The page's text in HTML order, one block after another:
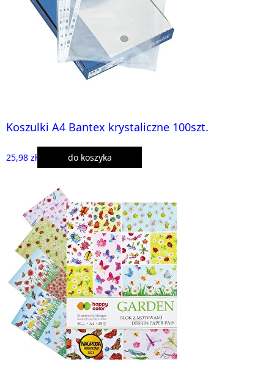
Koszulki A4 Bantex krystaliczne 100szt.
25,98 zł do koszyka